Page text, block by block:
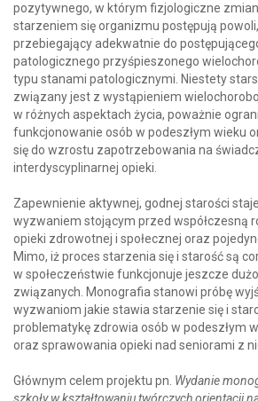
pozytywnego, w którym fizjologiczne
starzeniem się organizmu postępują
przebiegający adekwatnie do
patologicznego przyśpieszonego
typu stanami patologicznymi. Niestety
związany jest z wystąpieniem
w różnych aspektach życia, poważnie
funkcjonowanie osób w podeszłym wieku
się do wzrostu zapotrzebowania na
interdyscyplinarnej opieki.
Zapewnienie aktywnej, godnej starości
wyzwaniem stojącym przed współczesną
opieki zdrowotnej i społecznej oraz
Mimo, iż proces starzenia się i starość są
w społeczeństwie funkcjonuje jeszcze
związanych. Monografia stanowi próbę
wyzwaniom jakie stawia starzenie się i
problematykę zdrowia osób w podeszłym
oraz sprawowania opieki nad seniorami z
Głównym celem projektu pn. Wydanie